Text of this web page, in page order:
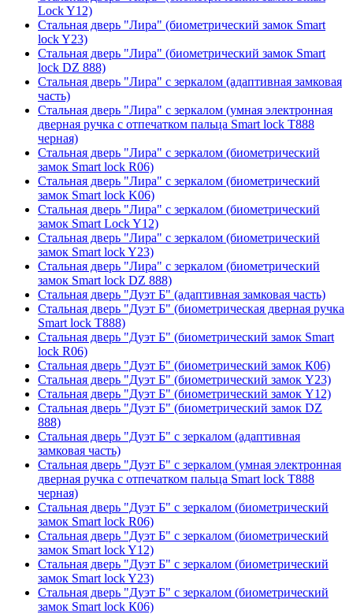
Lock Y12)
Стальная дверь "Лира" (биометрический замок Smart
lock Y23)
Стальная дверь "Лира" (биометрический замок Smart
lock DZ 888)
Стальная дверь "Лира" с зеркалом (адаптивная замковая
часть)
Стальная дверь "Лира" с зеркалом (умная электронная
дверная ручка с отпечатком пальца Smart lock T888
черная)
Стальная дверь "Лира" с зеркалом (биометрический
замок Smart lock R06)
Стальная дверь "Лира" с зеркалом (биометрический
замок Smart lock K06)
Стальная дверь "Лира" с зеркалом (биометрический
замок Smart Lock Y12)
Стальная дверь "Лира" с зеркалом (биометрический
замок Smart lock Y23)
Стальная дверь "Лира" с зеркалом (биометрический
замок Smart lock DZ 888)
Стальная дверь "Дуэт Б" (адаптивная замковая часть)
Стальная дверь "Дуэт Б" (биометрическая дверная ручка
Smart lock T888)
Стальная дверь "Дуэт Б" (биометрический замок Smart
lock R06)
Стальная дверь "Дуэт Б" (биометрический замок К06)
Стальная дверь "Дуэт Б" (биометрический замок Y23)
Стальная дверь "Дуэт Б" (биометрический замок Y12)
Стальная дверь "Дуэт Б" (биометрический замок DZ
888)
Стальная дверь "Дуэт Б" с зеркалом (адаптивная
замковая часть)
Стальная дверь "Дуэт Б" с зеркалом (умная электронная
дверная ручка с отпечатком пальца Smart lock T888
черная)
Стальная дверь "Дуэт Б" с зеркалом (биометрический
замок Smart lock R06)
Стальная дверь "Дуэт Б" с зеркалом (биометрический
замок Smart lock Y12)
Стальная дверь "Дуэт Б" с зеркалом (биометрический
замок Smart lock Y23)
Стальная дверь "Дуэт Б" с зеркалом (биометрический
замок Smart lock К06)